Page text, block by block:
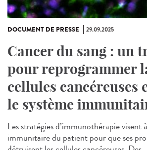
DOCUMENT DE PRESSE 29.09.2025
Cancer du sang : un
pour reprogrammer
cellules cancéreuses
le système
Les stratégies d’immunothérapie visent
immunitaire du patient pour que ses